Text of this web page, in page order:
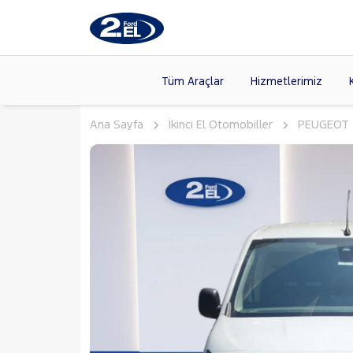
Tüm Araçlar Hizmetlerimiz
Markalar > FORD
TOYOTA
SKODA
Ana Sayfa İkinci El Otomobiller PEUGEOT